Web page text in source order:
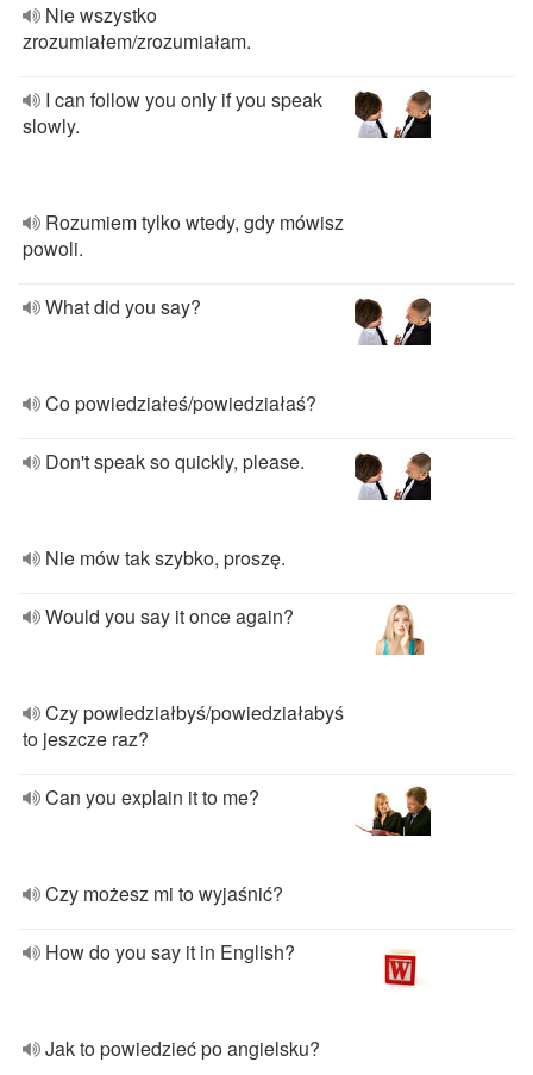
Nie wszystko
zrozumiałem/zrozumiałam.
I can follow you only if you speak
slowly.
Rozumiem tylko wtedy, gdy mówisz
powoli.
What did you say?
Co powiedziałeś/powiedziałaś?
Don't speak so quickly, please.
Nie mów tak szybko, proszę.
Would you say it once again?
Czy powiedziałbyś/powiedziałabyś
to jeszcze raz?
Can you explain it to me?
Czy możesz mi to wyjaśnić?
How do you say it in English?
Jak to powiedzieć po angielsku?